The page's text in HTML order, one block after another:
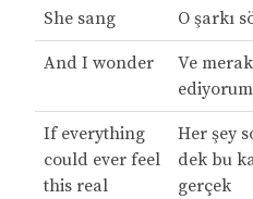
She sang O şarkı
And I wonder
Ve merak
ediyorum
If everything
could ever feel
this real
Her şey
dek bu
gerçek